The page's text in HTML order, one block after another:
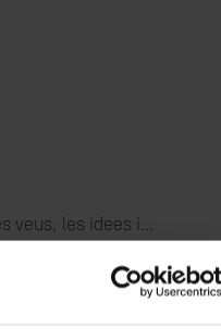
veus, les idees i...